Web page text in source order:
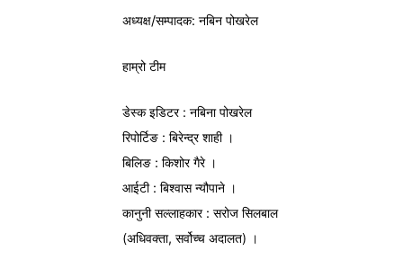
अध्यक्ष/सम्पादक: नबिन पोखरेल
हाम्रो टीम
डेस्क इडिटर : नबिना पोखरेल
रिपोर्टिङ : बिरेन्द्र शाही ।
बिलिङ : किशोर गैरे ।
आईटी : बिश्वास न्यौपाने ।
कानुनी सल्लाहकार : सरोज सिलबाल
(अधिवक्ता, सर्वोच्च अदालत) ।